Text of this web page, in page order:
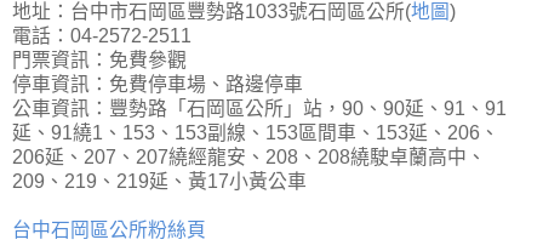
地址：台中市石岡區豐勢路1033號石岡區公所(地圖)
電話：04-2572-2511
門票資訊：免費參觀
停車資訊：免費停車場、路邊停車
公車資訊：豐勢路「石岡區公所」站，90、90延、91、91
延、91繞1、153、153副線、153區間車、153延、206、
206延、207、207繞經龍安、208、208繞駛卓蘭高中、
209、219、219延、黃17小黃公車
台中石岡區公所粉絲頁